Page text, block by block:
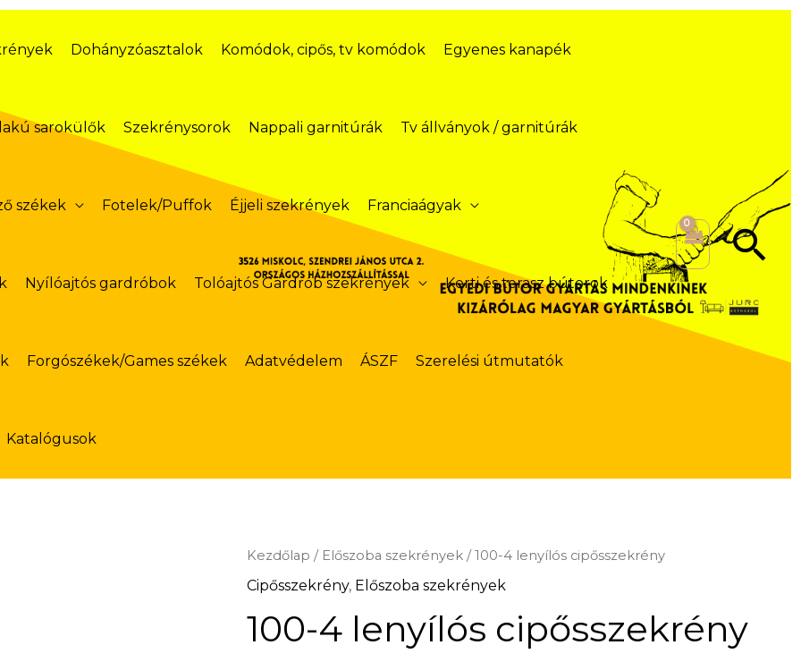
Dohányzóasztalok Komódok, cipős, tv komódok Egyenes kanapék
sarokülők Szekrénysorok Nappali garnitúrák Tv állványok / garnitúrák
székek Fotelek/Puffok Éjjeli szekrények Franciaágyak
Nyílóajtós gardróbok Tolóajtós Gardrób szekrények Kerti és terasz bútorok
Forgószékek/Games székek Adatvédelem ÁSZF Szerelési útmutatók
Katalógusok
Kezdőlap / Előszoba szekrények / 100-4 lenyílós cipősszekrény
Cipősszekrény, Előszoba szekrények
100-4 lenyílós cipősszekrény